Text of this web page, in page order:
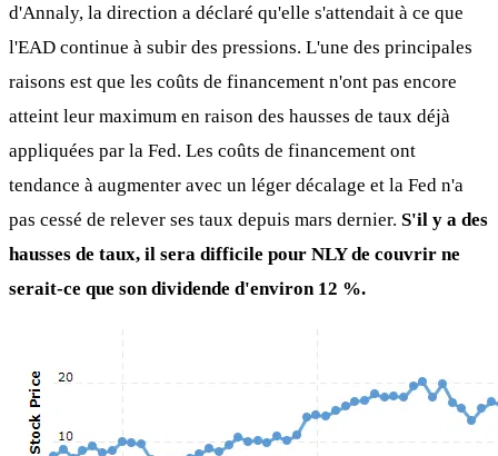
d'Annaly, la direction a déclaré qu'elle s'attendait à ce que
l'EAD continue à subir des pressions. L'une des principales
raisons est que les coûts de financement n'ont pas encore
atteint leur maximum en raison des hausses de taux déjà
appliquées par la Fed. Les coûts de financement ont
tendance à augmenter avec un léger décalage et la Fed n'a
pas cessé de relever ses taux depuis mars dernier. S'il y a des
hausses de taux, il sera difficile pour NLY de couvrir ne
serait-ce que son dividende d'environ 12 %.